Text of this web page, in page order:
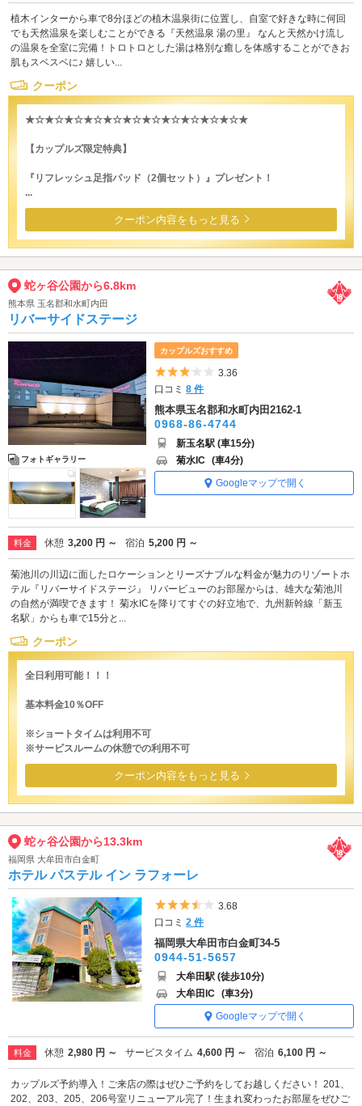
植木インターから車で8分ほどの植木温泉街に位置し、自室で好きな時に何回
でも天然温泉を楽しむことができる『天然温泉 湯の里』 なんと天然かけ流し
の温泉を全室に完備！トロトロとした湯は格別な癒しを体感することができお
肌もスベスベに♪ 嬉しい...
クーポン
★☆★☆★☆★☆★☆★☆★☆★☆★☆★☆★☆★
【カップルズ限定特典】
『リフレッシュ足指パッド（2個セット）』プレゼント！
...
クーポン内容をもっと見る
蛇ヶ谷公園から6.8km
熊本県 玉名郡和水町内田
リバーサイドステージ
フォトギャラリー
カップルズおすすめ
5つ星のうち3
3.36
口コミ8 件
熊本県玉名郡和水町内田2162-1
0968-86-4744
新玉名駅 (車15分)
菊水IC (車4分)
Googleマップで開く
料金 休憩 3,200 円 ～ 宿泊 5,200 円 ～
菊池川の川辺に面したロケーションとリーズナブルな料金が魅力のリゾートホ
テル『リバーサイドステージ』 リバービューのお部屋からは、雄大な菊池川
の自然が満喫できます！ 菊水ICを降りてすぐの好立地で、九州新幹線「新玉
名駅」からも車で15分と...
クーポン
全日利用可能！！！
基本料金10％OFF
※ショートタイムは利用不可
※サービスルームの休憩での利用不可
クーポン内容をもっと見る
蛇ヶ谷公園から13.3km
福岡県 大牟田市白金町
ホテル パステル イン ラフォーレ
5つ星のうち3.5
3.68
口コミ2 件
福岡県大牟田市白金町34-5
0944-51-5657
大牟田駅 (徒歩10分)
大牟田IC (車3分)
Googleマップで開く
料金 休憩 2,980 円 ～ サービスタイム 4,600 円 ～ 宿泊 6,100 円 ～
カップルズ予約導入！ご来店の際はぜひご予約をしてお越しください！ 201、
202、203、205、206号室リニューアル完了！生まれ変わったお部屋をぜひご